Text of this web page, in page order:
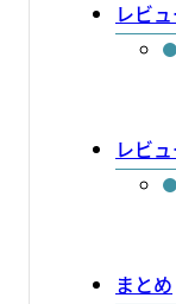
レビ
レビ
まとめ